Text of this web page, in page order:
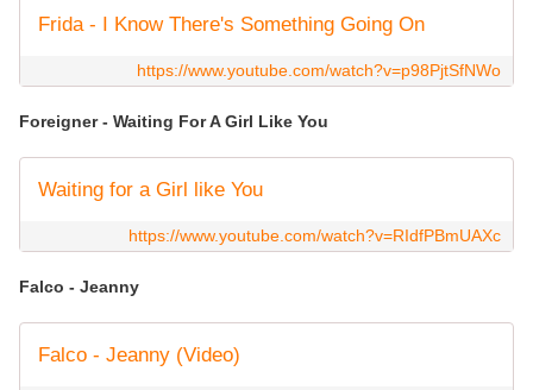
Frida - I Know There's Something Going On
https://www.youtube.com/watch?v=p98PjtSfNWo
Foreigner - Waiting For A Girl Like You
Waiting for a Girl like You
https://www.youtube.com/watch?v=RIdfPBmUAXc
Falco - Jeanny
Falco - Jeanny (Video)